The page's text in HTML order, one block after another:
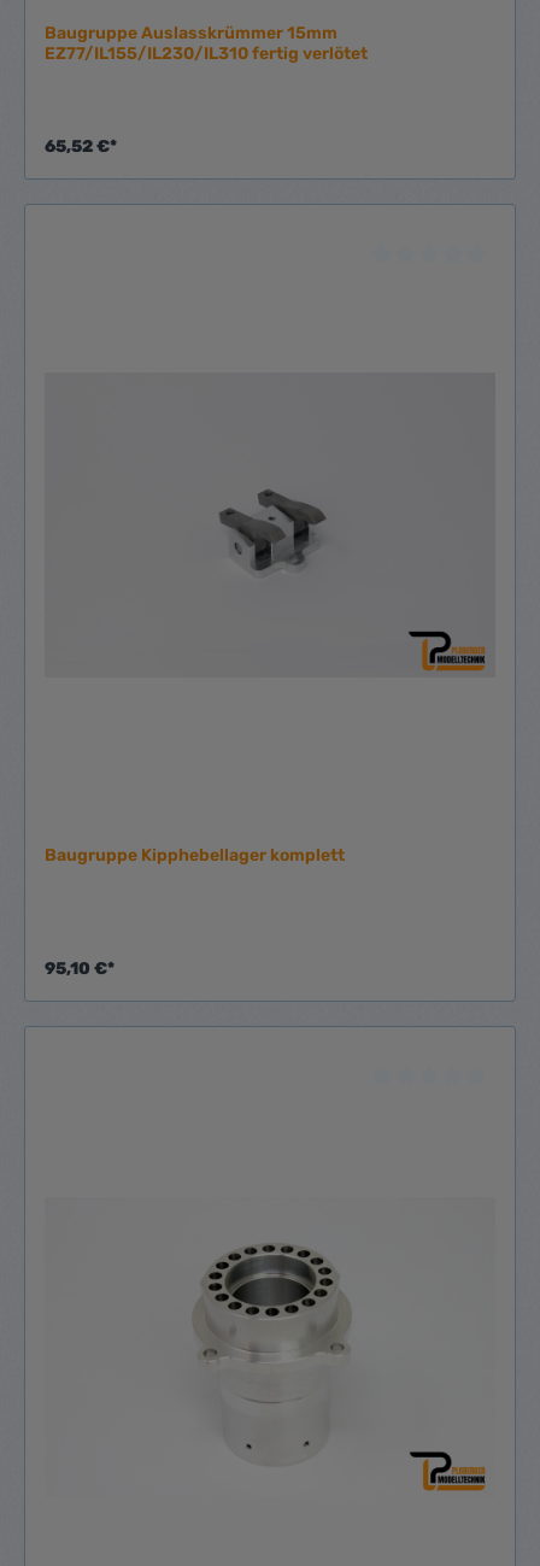
Baugruppe Auslasskrümmer 15mm
EZ77/IL155/IL230/IL310 fertig verlötet
65,52 €*
Baugruppe Kipphebellager komplett
95,10 €*